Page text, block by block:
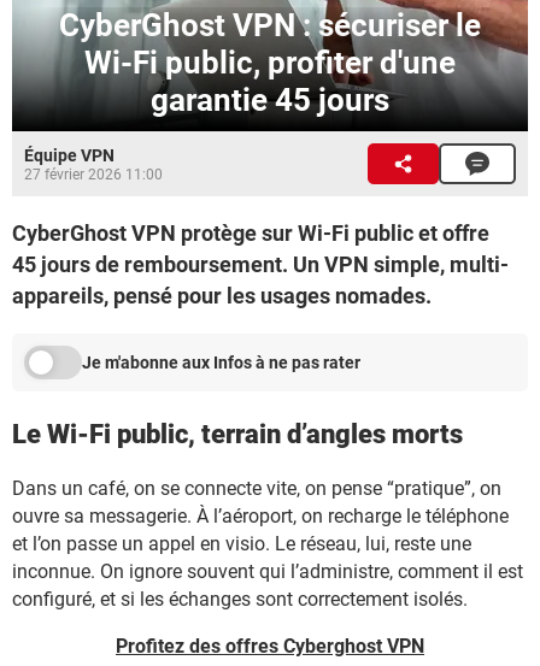
CyberGhost VPN : sécuriser le
Wi-Fi public, profiter d'une
garantie 45 jours
Équipe VPN
27 février 2026 11:00
CyberGhost VPN protège sur Wi-Fi public et offre
45 jours de remboursement. Un VPN simple, multi-
appareils, pensé pour les usages nomades.
Je m'abonne aux Infos à ne pas rater
Le Wi-Fi public, terrain d’angles morts
Dans un café, on se connecte vite, on pense “pratique”, on
ouvre sa messagerie. À l’aéroport, on recharge le téléphone
et l’on passe un appel en visio. Le réseau, lui, reste une
inconnue. On ignore souvent qui l’administre, comment il est
configuré, et si les échanges sont correctement isolés.
Profitez des offres Cyberghost VPN